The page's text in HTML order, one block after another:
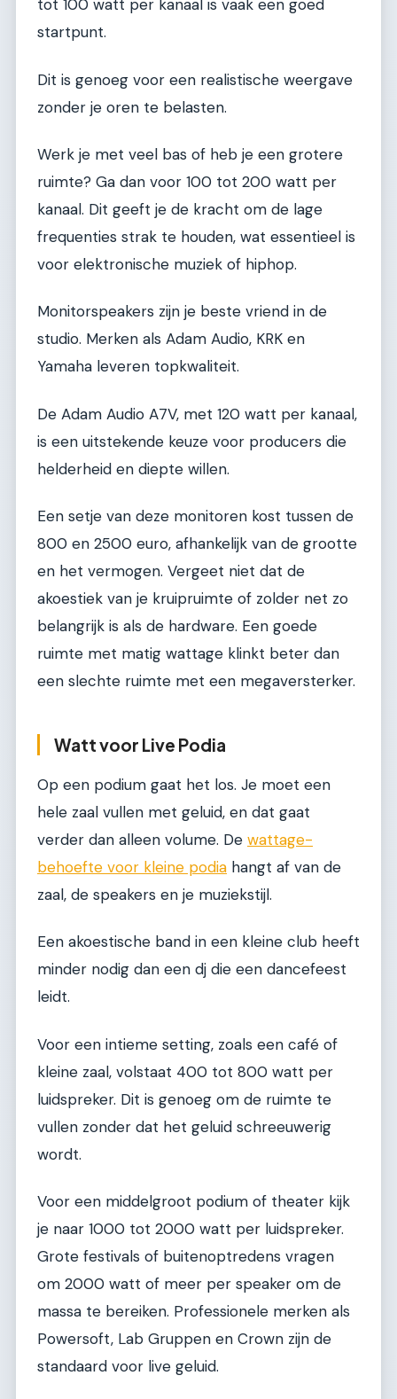
tot 100 watt per kanaal is vaak een goed
startpunt.
Dit is genoeg voor een realistische weergave
zonder je oren te belasten.
Werk je met veel bas of heb je een grotere
ruimte? Ga dan voor 100 tot 200 watt per
kanaal. Dit geeft je de kracht om de lage
frequenties strak te houden, wat essentieel is
voor elektronische muziek of hiphop.
Monitorspeakers zijn je beste vriend in de
studio. Merken als Adam Audio, KRK en
Yamaha leveren topkwaliteit.
De Adam Audio A7V, met 120 watt per kanaal,
is een uitstekende keuze voor producers die
helderheid en diepte willen.
Een setje van deze monitoren kost tussen de
800 en 2500 euro, afhankelijk van de grootte
en het vermogen. Vergeet niet dat de
akoestiek van je kruipruimte of zolder net zo
belangrijk is als de hardware. Een goede
ruimte met matig wattage klinkt beter dan
een slechte ruimte met een megaversterker.
Watt voor Live Podia
Op een podium gaat het los. Je moet een
hele zaal vullen met geluid, en dat gaat
verder dan alleen volume. De wattage-
behoefte voor kleine podia hangt af van de
zaal, de speakers en je muziekstijl.
Een akoestische band in een kleine club heeft
minder nodig dan een dj die een dancefeest
leidt.
Voor een intieme setting, zoals een café of
kleine zaal, volstaat 400 tot 800 watt per
luidspreker. Dit is genoeg om de ruimte te
vullen zonder dat het geluid schreeuwerig
wordt.
Voor een middelgroot podium of theater kijk
je naar 1000 tot 2000 watt per luidspreker.
Grote festivals of buitenoptredens vragen
om 2000 watt of meer per speaker om de
massa te bereiken. Professionele merken als
Powersoft, Lab Gruppen en Crown zijn de
standaard voor live geluid.